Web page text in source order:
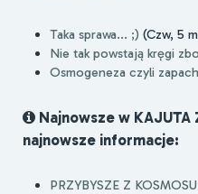
Taka sprawa... ;) (Czw, 5
Nie tak powstają kręgi
Osmogeneza czyli
Najnowsze w
najnowsze informacje:
PRZYBYSZE Z